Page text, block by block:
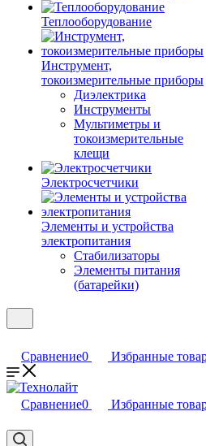
Теплооборудование
Инструмент,
токоизмерительные приборы
Диэлектрика
Инструменты
Мультиметры и
токоизмерительные
клещи
Электросчетчики
Элементы и устройства
электропитания
Стабилизаторы
Элементы питания
(батарейки)
Сравнение0 Избранные
Сравнение0 Избранные